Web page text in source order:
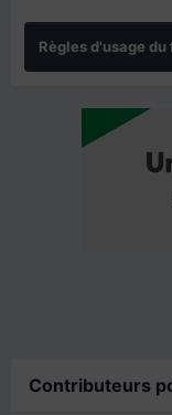
Règles d'usage du
Contributeurs